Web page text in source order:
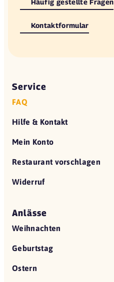
Häufig gestellte Fragen
Kontaktformular
Service
FAQ
Hilfe & Kontakt
Mein Konto
Restaurant vorschlagen
Widerruf
Anlässe
Weihnachten
Geburtstag
Ostern